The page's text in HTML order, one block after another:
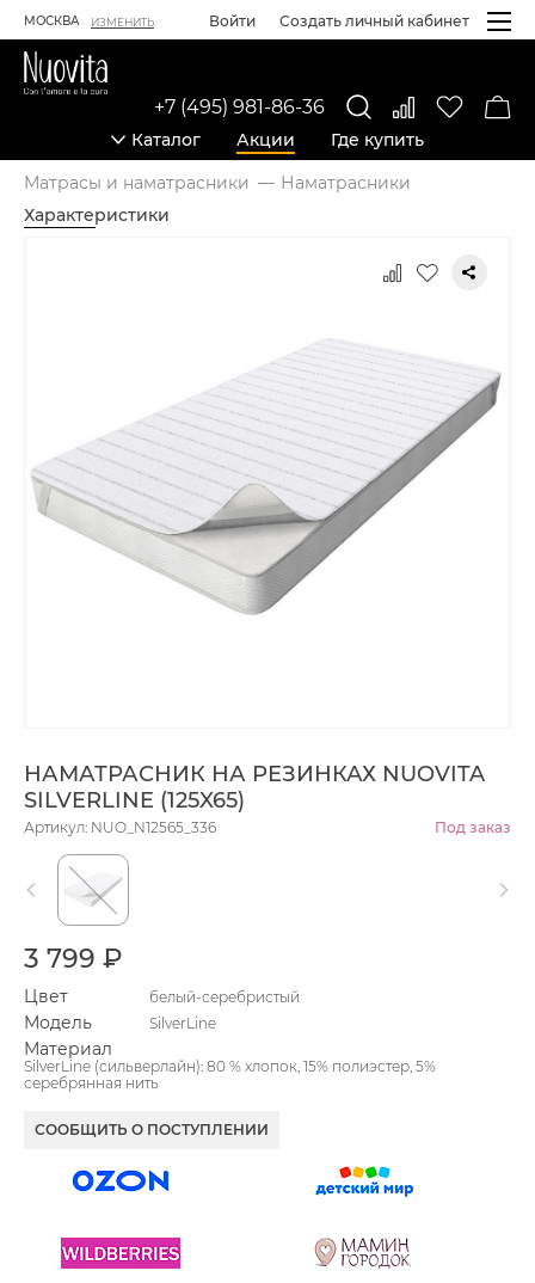
МОСКВА ИЗМЕНИТЬ Войти Создать личный кабинет
Каталог Акции Где купить
+7 (495) 981-86-36
Матрасы и наматрасники
Наматрасники
Характеристики
НАМАТРАСНИК НА РЕЗИНКАХ NUOVITA
SILVERLINE (125X65)
Артикул: NUO_N12565_336 Под заказ
3 799 ₽
Цвет белый-серебристый
Модель SilverLine
Материал
SilverLine (сильверлайн): 80 % хлопок, 15% полиэстер, 5%
серебрянная нить
СООБЩИТЬ О ПОСТУПЛЕНИИ